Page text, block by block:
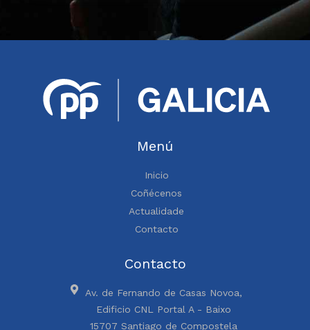
Menú
Inicio
Coñécenos
Actualidade
Contacto
Contacto
Av. de Fernando de Casas Novoa,
Edificio CNL Portal A - Baixo
15707 Santiago de Compostela